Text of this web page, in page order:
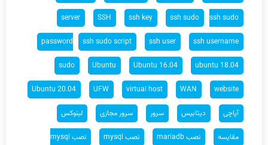
server SSH ssh key ssh sudo ssh sudo
password ssh sudo script ssh user ssh username
sudo Ubuntu Ubuntu 16.04 ubuntu 18.04
Ubuntu 20.04 UFW virtual host WAN website
آپاچی دیتابیس سرور سرور مجازی لینوکس
مقایسه نصب mariadb نصب mysql نصب mysql